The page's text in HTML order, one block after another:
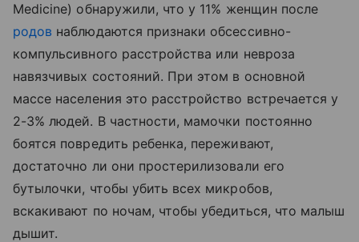
Medicine) обнаружили, что у 11% женщин после
родов наблюдаются признаки обсессивно-
компульсивного расстройства или невроза
навязчивых состояний. При этом в основной
массе населения это расстройство встречается у
2-3% людей. В частности, мамочки постоянно
боятся повредить ребенка, переживают,
достаточно ли они простерилизовали его
бутылочки, чтобы убить всех микробов,
вскакивают по ночам, чтобы убедиться, что малыш
дышит.